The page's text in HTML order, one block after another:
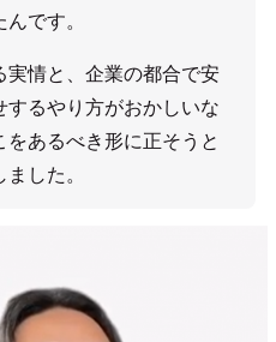
です。
実情と、企業の都合で安
るやり方がおかしいな
あるべき形に正そうと
した。